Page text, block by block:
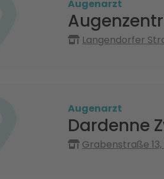
Augenarzt
Langendorfer
Augenarzt
Dardenne
Grabenstraße